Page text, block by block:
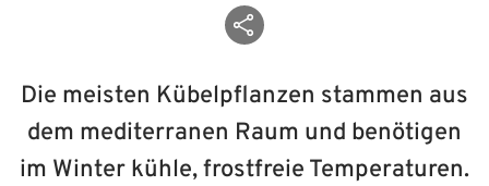
Beitrag teilen
Die meisten Kübelpflanzen stammen aus
dem mediterranen Raum und benötigen
im Winter kühle, frostfreie Temperaturen.